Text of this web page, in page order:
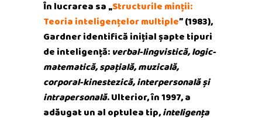
În lucrarea sa „Structurile minții:
Teoria inteligențelor multiple” (1983),
Gardner identifică inițial șapte tipuri
de inteligență: verbal-lingvistică, logic-
matematică, spațială, muzicală,
corporal-kinestezică, interpersonală și
intrapersonală. Ulterior, în 1997, a
adăugat un al optulea tip,inteligența